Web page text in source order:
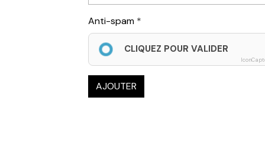
Anti-spam
CLIQUEZ POUR VALIDER
AJOUTER